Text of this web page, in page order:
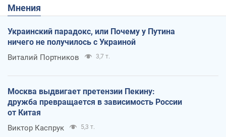
Мнения
Украинский парадокс, или Почему у Путина
ничего не получилось с Украиной
Виталий Портников 3,7 т.
Москва выдвигает претензии Пекину:
дружба превращается в зависимость России
от Китая
Виктор Каспрук 5,3 т.